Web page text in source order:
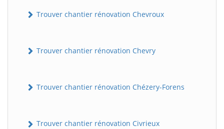
Trouver chantier rénovation Chevroux
Trouver chantier rénovation Chevry
Trouver chantier rénovation Chézery-Forens
Trouver chantier rénovation Civrieux